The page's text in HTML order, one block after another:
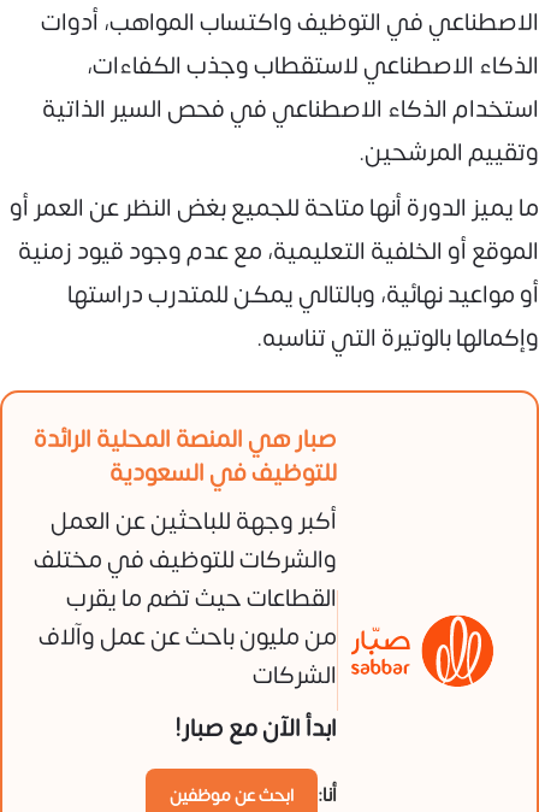
الاصطناعي في التوظيف واكتساب المواهب، أدوات
الذكاء الاصطناعي لاستقطاب وجذب الكفاءات،
استخدام الذكاء الاصطناعي في فحص السير الذاتية
وتقييم المرشحين.
ما يميز الدورة أنها متاحة للجميع بغض النظر عن العمر أو
الموقع أو الخلفية التعليمية، مع عدم وجود قيود زمنية
أو مواعيد نهائية، وبالتالي يمكن للمتدرب دراستها
وإكمالها بالوتيرة التي تناسبه.
صبار هي المنصة المحلية الرائدة
للتوظيف في السعودية
أكبر وجهة للباحثين عن العمل
والشركات للتوظيف في مختلف
القطاعات حيث تضم ما يقرب
من مليون باحث عن عمل وآلاف
الشركات
ابدأ الآن مع صبار!
أنا: ابحث عن موظفين